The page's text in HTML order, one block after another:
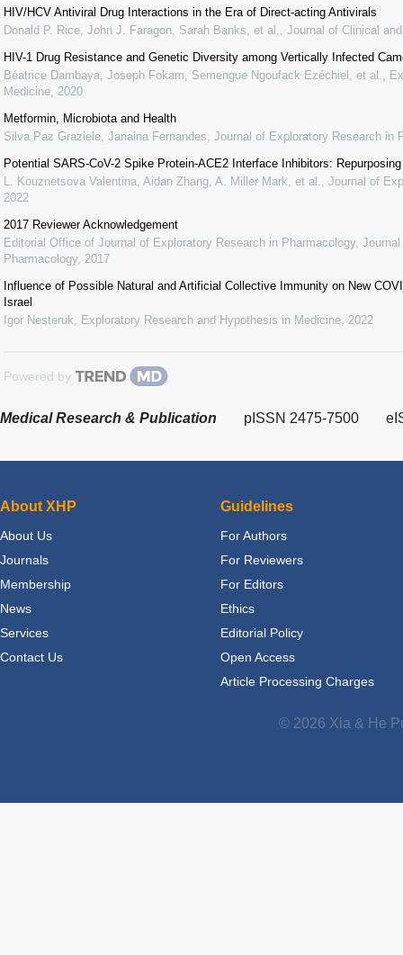
HIV/HCV Antiviral Drug Interactions in the Era of Direct-acting Antivirals
Donald P. Rice, John J. Faragon, Sarah Banks, et al.
Journal of Clinical
HIV-1 Drug Resistance and Genetic Diversity among Vertically Infected
Béatrice Dambaya, Joseph Fokam, Semengue Ngoufack Ezéchiel, et al.
Medicine 2020
Metformin, Microbiota and Health
Silva Paz Graziele, Janaina Fernandes Journal of Exploratory Research in
Potential SARS-CoV-2 Spike Protein-ACE2 Interface Inhibitors:
L. Kouznetsova Valentina, Aidan Zhang, A. Miller Mark, et al.
Journal of
2022
2017 Reviewer Acknowledgement
Editorial Office of Journal of Exploratory Research in Pharmacology,
Pharmacology, 2017
Influence of Possible Natural and Artificial Collective Immunity on New
Israel
Igor Nesteruk
Exploratory Research and Hypothesis in Medicine 2022
Powered by
Medical Research & Publication pISSN 2475-7500
About XHP
About Us
Journals
Membership
News
Services
Contact Us
Guidelines
For Authors
For Reviewers
For Editors
Ethics
Editorial Policy
Open Access
Article Processing Charges
© 2026 Xia & He